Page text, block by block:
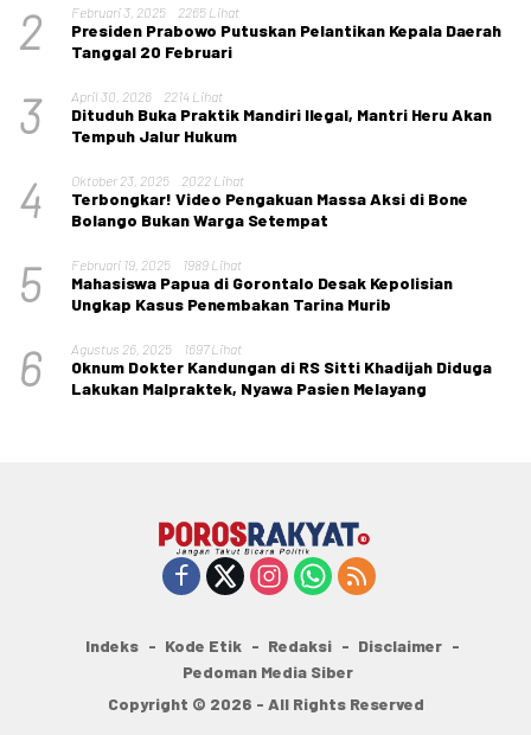
2 Februari 3, 2025 2265 Lihat
Presiden Prabowo Putuskan Pelantikan Kepala Daerah
Tanggal 20 Februari
3 April 30, 2026 2214 Lihat
Dituduh Buka Praktik Mandiri Ilegal, Mantri Heru Akan
Tempuh Jalur Hukum
4 Oktober 23, 2025 2022 Lihat
Terbongkar! Video Pengakuan Massa Aksi di Bone
Bolango Bukan Warga Setempat
5 Februari 19, 2025 1989 Lihat
Mahasiswa Papua di Gorontalo Desak Kepolisian
Ungkap Kasus Penembakan Tarina Murib
6 Agustus 26, 2025 1697 Lihat
Oknum Dokter Kandungan di RS Sitti Khadijah Diduga
Lakukan Malpraktek, Nyawa Pasien Melayang
Indeks Kode Etik Redaksi
Disclaimer
Pedoman Media Siber
Copyright © 2026 - All Rights Reserved